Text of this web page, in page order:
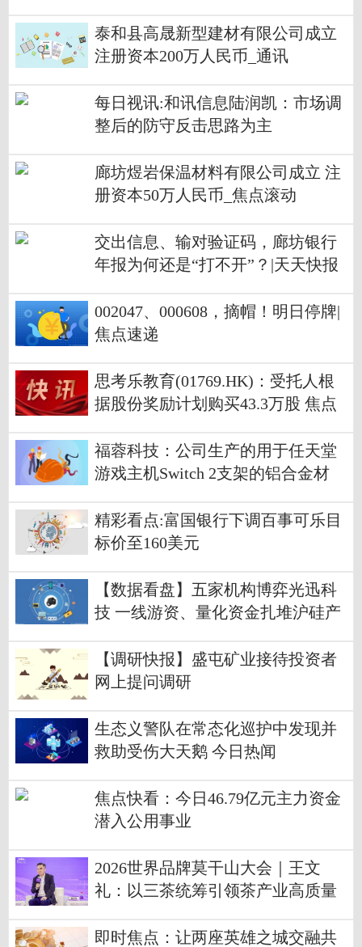
泰和县高晟新型建材有限公司成立
注册资本200万人民币_通讯
每日视讯:和讯信息陆润凯：市场调
整后的防守反击思路为主
廊坊煜岩保温材料有限公司成立 注
册资本50万人民币_焦点滚动
交出信息、输对验证码，廊坊银行
年报为何还是“打不开”？|天天快报
002047、000608，摘帽！明日停牌|
焦点速递
思考乐教育(01769.HK)：受托人根
据股份奖励计划购买43.3万股 焦点
福蓉科技：公司生产的用于任天堂
游戏主机Switch 2支架的铝合金材
精彩看点:富国银行下调百事可乐目
标价至160美元
【数据看盘】五家机构博弈光迅科
技 一线游资、量化资金扎堆沪硅产
【调研快报】盛屯矿业接待投资者
网上提问调研
生态义警队在常态化巡护中发现并
救助受伤大天鹅 今日热闻
焦点快看：今日46.79亿元主力资金
潜入公用事业
2026世界品牌莫干山大会｜王文
礼：以三茶统筹引领茶产业高质量
即时焦点：让两座英雄之城交融共